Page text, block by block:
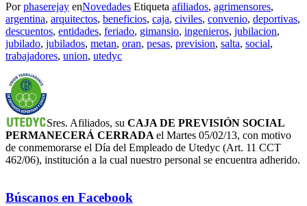
Porphaserejay enNovedades Etiqueta afiliados, agrimensores,
argentina, arquitectos, beneficios, caja, civiles, convenio, deportivas,
descuentos, entidades, feriado, gimansio, ingenieros, jubilacion,
jubilado, jubilados, metan, oran, pesas, prevision, salta, social,
trabajadores, union, utedyc
Sres. Afiliados, su CAJA DE PREVISIÓN SOCIAL
PERMANECERÁ CERRADA el Martes 05/02/13, con motivo
de conmemorarse el Día del Empleado de Utedyc (Art. 11 CCT
462/06), institución a la cual nuestro personal se encuentra adherido.
Búscanos en Facebook